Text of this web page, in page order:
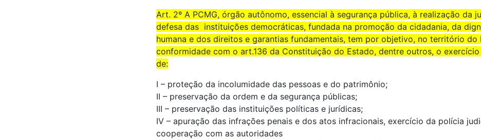
Art. 2º A PCMG, órgão autônomo, essencial à segurança pública, à realização da
defesa das instituições democráticas, fundada na promoção da cidadania, da
humana e dos direitos e garantias fundamentais, tem por objetivo, no território do
conformidade com o art.136 da Constituição do Estado, dentre outros, o
de:
I – proteção da incolumidade das pessoas e do patrimônio;
II – preservação da ordem e da segurança públicas;
III – preservação das instituições políticas e jurídicas;
IV – apuração das infrações penais e dos atos infracionais, exercício da polícia
cooperação com as autoridades